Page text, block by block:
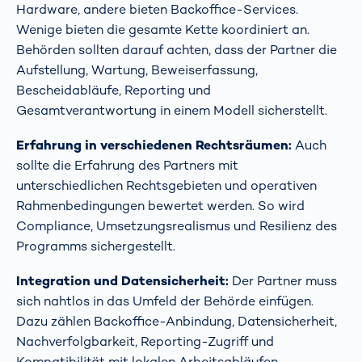
Hardware, andere bieten Backoffice-Services.
Wenige bieten die gesamte Kette koordiniert an.
Behörden sollten darauf achten, dass der Partner die
Aufstellung, Wartung, Beweiserfassung,
Bescheidabläufe, Reporting und
Gesamtverantwortung in einem Modell sicherstellt.
Erfahrung in verschiedenen Rechtsräumen:Auch
sollte die Erfahrung des Partners mit
unterschiedlichen Rechtsgebieten und operativen
Rahmenbedingungen bewertet werden. So wird
Compliance, Umsetzungsrealismus und Resilienz des
Programms sichergestellt.
Integration und Datensicherheit: Der Partner muss
sich nahtlos in das Umfeld der Behörde einfügen.
Dazu zählen Backoffice-Anbindung, Datensicherheit,
Nachverfolgbarkeit, Reporting-Zugriff und